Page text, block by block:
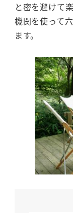
と密を避けて
機関を使って
ます。